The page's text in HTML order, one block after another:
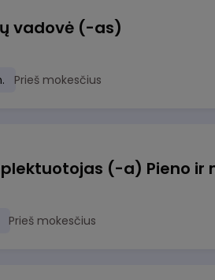
vadovė (-as)
Prieš mokesčius
Prieš mokesčius